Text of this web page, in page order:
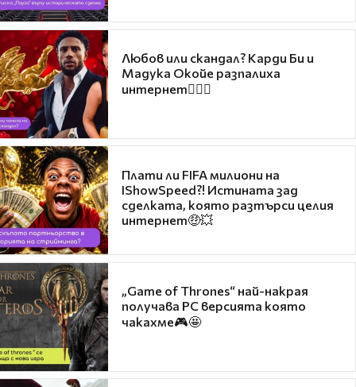
Любов или скандал? Карди Би и
Мадука Окойе разпалиха
интернет❤️‍🔥🔥
Плати ли FIFA милиони на
IShowSpeed?! Истината зад
сделката, която разтърси целия
интернет🤑💥
„Game of Thrones“ най-накрая
получава PC версията която
чакахме🎮🤩